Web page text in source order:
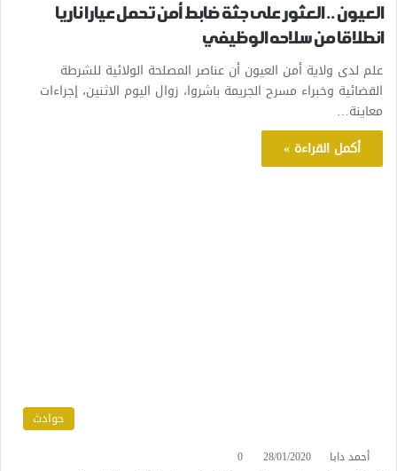
العيون .. العثور على جثة ضابط أمن تحمل عيارا ناريا
انطلاقا من سلاحه الوظيفي
علم لدى ولاية أمن العيون أن عناصر المصلحة الولائية للشرطة
القضائية وخبراء مسرح الجريمة باشروا، زوال اليوم الاثنين، إجراءات
معاينة…
أكمل القراءة »
حوادث
أحمد دابا 28/01/2020
0